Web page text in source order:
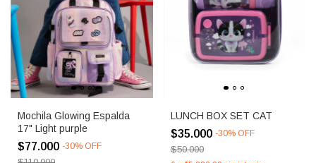
Mochila Glowing Espalda
17" Light purple
$77.000 -30% OFF
LUNCH BOX SET CAT
$35.000 -30% OFF
$50.000